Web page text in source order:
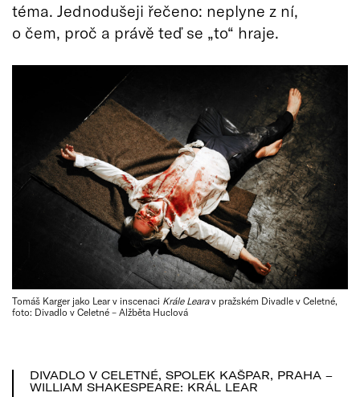
téma. Jednodušeji řečeno: neplyne z ní,
o čem, proč a právě teď se „to“ hraje.
Tomáš Karger jako Lear v inscenaci Krále Learav pražském Divadle v Celetné,
foto: Divadlo v Celetné – Alžběta Huclová
DIVADLO V CELETNÉ, SPOLEK KAŠPAR, PRAHA –
WILLIAM SHAKESPEARE: KRÁL LEAR